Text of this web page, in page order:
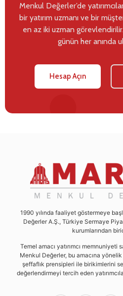
Menkul Değerler’de
bir yatırım uzmanı ve bir
en az iki uzman görevlendirilir.
günün her anında
Hesap Açın
1990 yılında faaliyet göstermeye
Değerler A.Ş., Türkiye Sermaye
kurumlarından
Temel amacı yatırımcı memnuniyeti
Menkul Değerler, bu amacına
şeffaflık prensipleri ile birikimlerini
değerlendirmeyi tercih eden